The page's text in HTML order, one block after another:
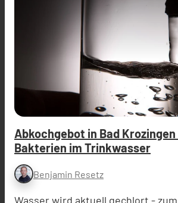
Abkochgebot in Bad
Bakterien im Trinkwasser
Benjamin Resetz
Wasser wird aktuell gechlort -